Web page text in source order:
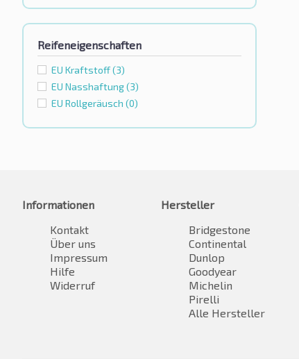
Reifeneigenschaften
EU Kraftstoff(3)
EU Nasshaftung(3)
EU Rollgeräusch (0)
Informationen
Kontakt
Über uns
Impressum
Hilfe
Widerruf
Hersteller
Bridgestone
Continental
Dunlop
Goodyear
Michelin
Pirelli
Alle Hersteller